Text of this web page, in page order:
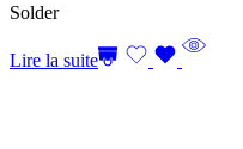
Solder
Lire la suite